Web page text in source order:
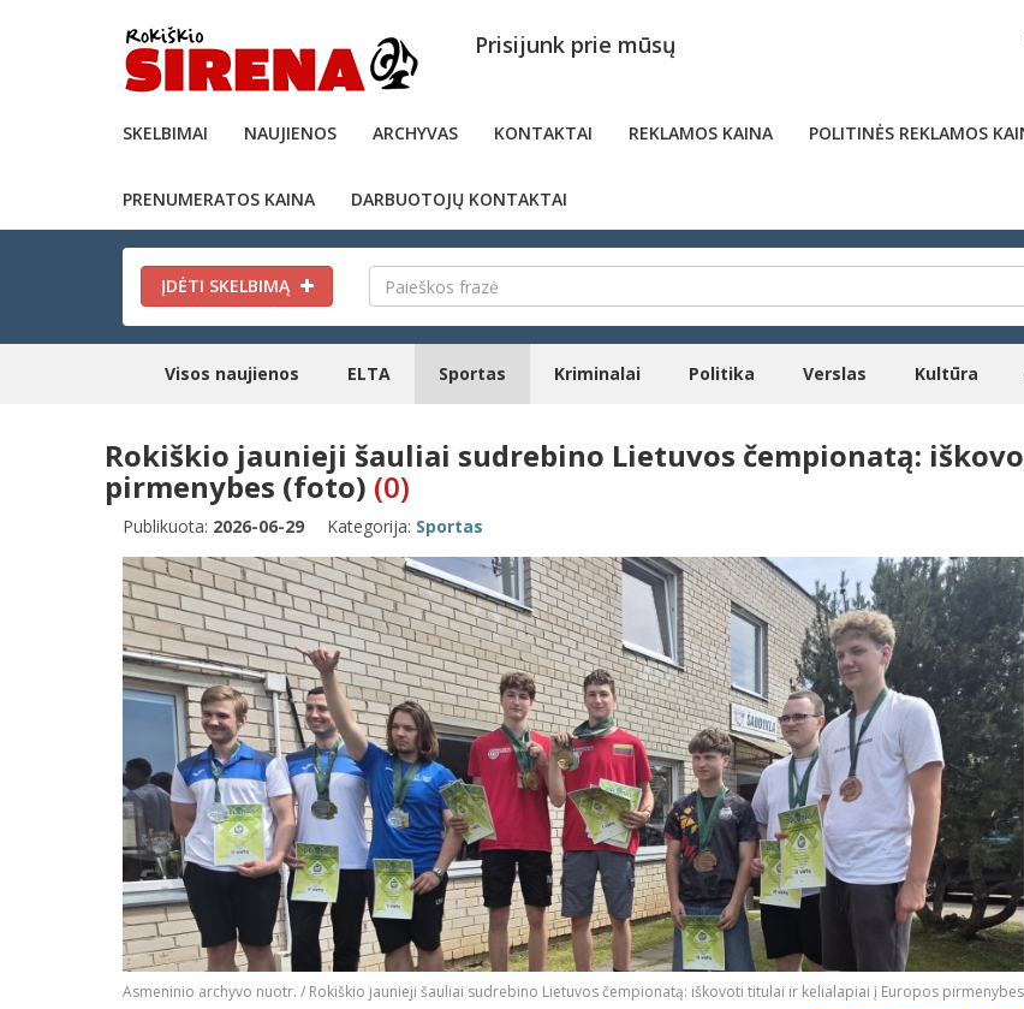
Prisijunk prie mūsų
SKELBIMAI NAUJIENOS ARCHYVAS KONTAKTAI REKLAMOS KAINA POLITINĖS REKLAMOS
PRENUMERATOS KAINA DARBUOTOJŲ KONTAKTAI
ĮDĖTI SKELBIMĄ
Visos naujienos ELTA Sportas Kriminalai Politika Verslas Kultūra
Rokiškio jaunieji šauliai sudrebino Lietuvos čempionatą:
pirmenybes (foto) (0)
Publikuota: 2026-06-29 Kategorija: Sportas
Asmeninio archyvo nuotr. / Rokiškio jaunieji šauliai sudrebino Lietuvos čempionatą: iškovoti titulai ir kelialapiai į Europos pirmenybes